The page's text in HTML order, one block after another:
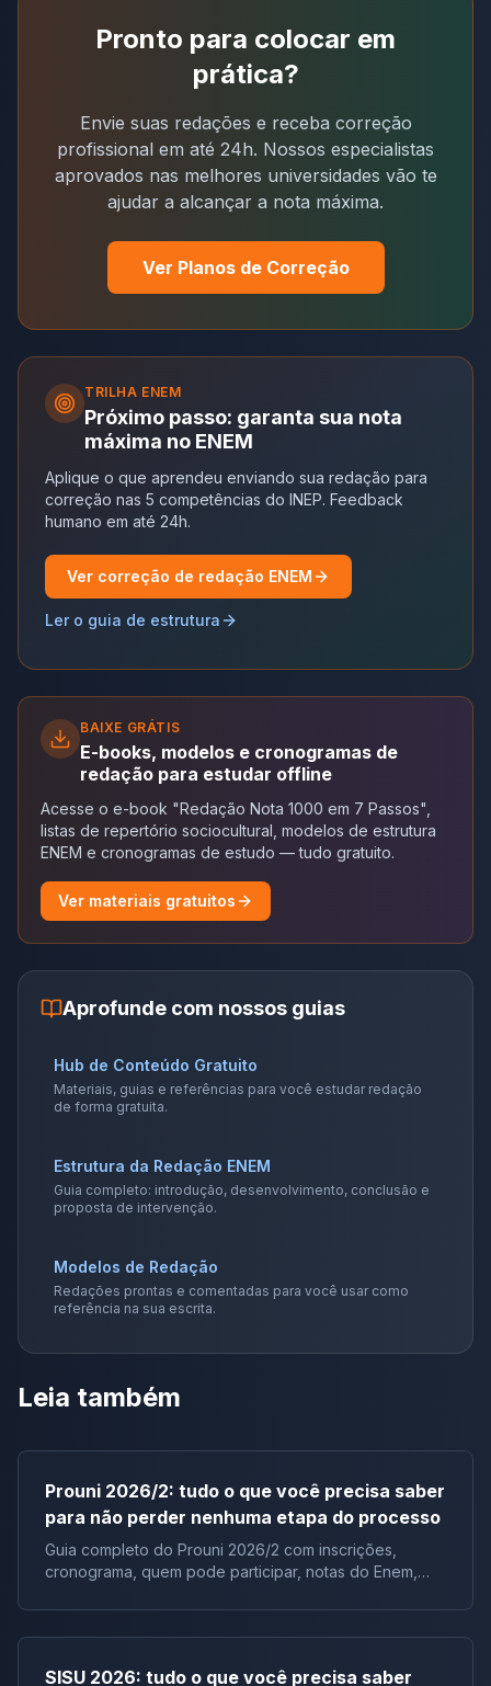
Pronto para colocar em
prática?
Envie suas redações e receba correção
profissional em até 24h. Nossos especialistas
aprovados nas melhores universidades vão te
ajudar a alcançar a nota máxima.
Ver Planos de Correção
TRILHA ENEM
Próximo passo: garanta sua nota
máxima no ENEM
Aplique o que aprendeu enviando sua redação para
correção nas 5 competências do INEP. Feedback
humano em até 24h.
Ver correção de redação ENEM
Ler o guia de estrutura
BAIXE GRÁTIS
E-books, modelos e cronogramas de
redação para estudar offline
Acesse o e-book "Redação Nota 1000 em 7 Passos",
listas de repertório sociocultural, modelos de estrutura
ENEM e cronogramas de estudo — tudo gratuito.
Ver materiais gratuitos
Aprofunde com nossos guias
Hub de Conteúdo Gratuito
Materiais, guias e referências para você estudar redação
de forma gratuita.
Estrutura da Redação ENEM
Guia completo: introdução, desenvolvimento, conclusão e
proposta de intervenção.
Modelos de Redação
Redações prontas e comentadas para você usar como
referência na sua escrita.
Leia também
Prouni 2026/2: tudo o que você precisa saber
para não perder nenhuma etapa do processo
Guia completo do Prouni 2026/2 com inscrições,
cronograma, quem pode participar, notas do Enem,
SISU 2026: tudo o que você precisa saber